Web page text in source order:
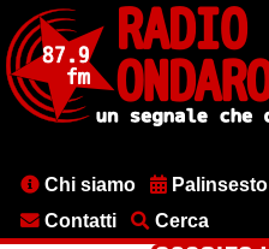
contenuto
principale
MenuChi siamo Palinsesto
Contatti
Cerca